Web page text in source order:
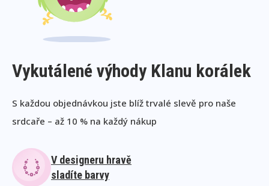
Vykutálené výhody Klanu korálek
S každou objednávkou jste blíž trvalé slevě pro naše
srdcaře – až 10 % na každý nákup
V designeru hravě
sladíte barvy